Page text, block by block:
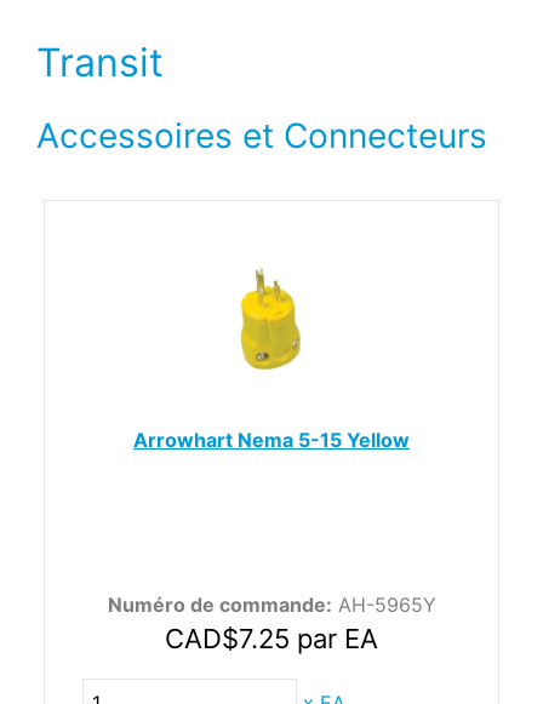
Transit
Accessoires et Connecteurs
Arrowhart Nema 5-15 Yellow
Numéro de commande: AH-5965Y
CAD$7.25 par EA